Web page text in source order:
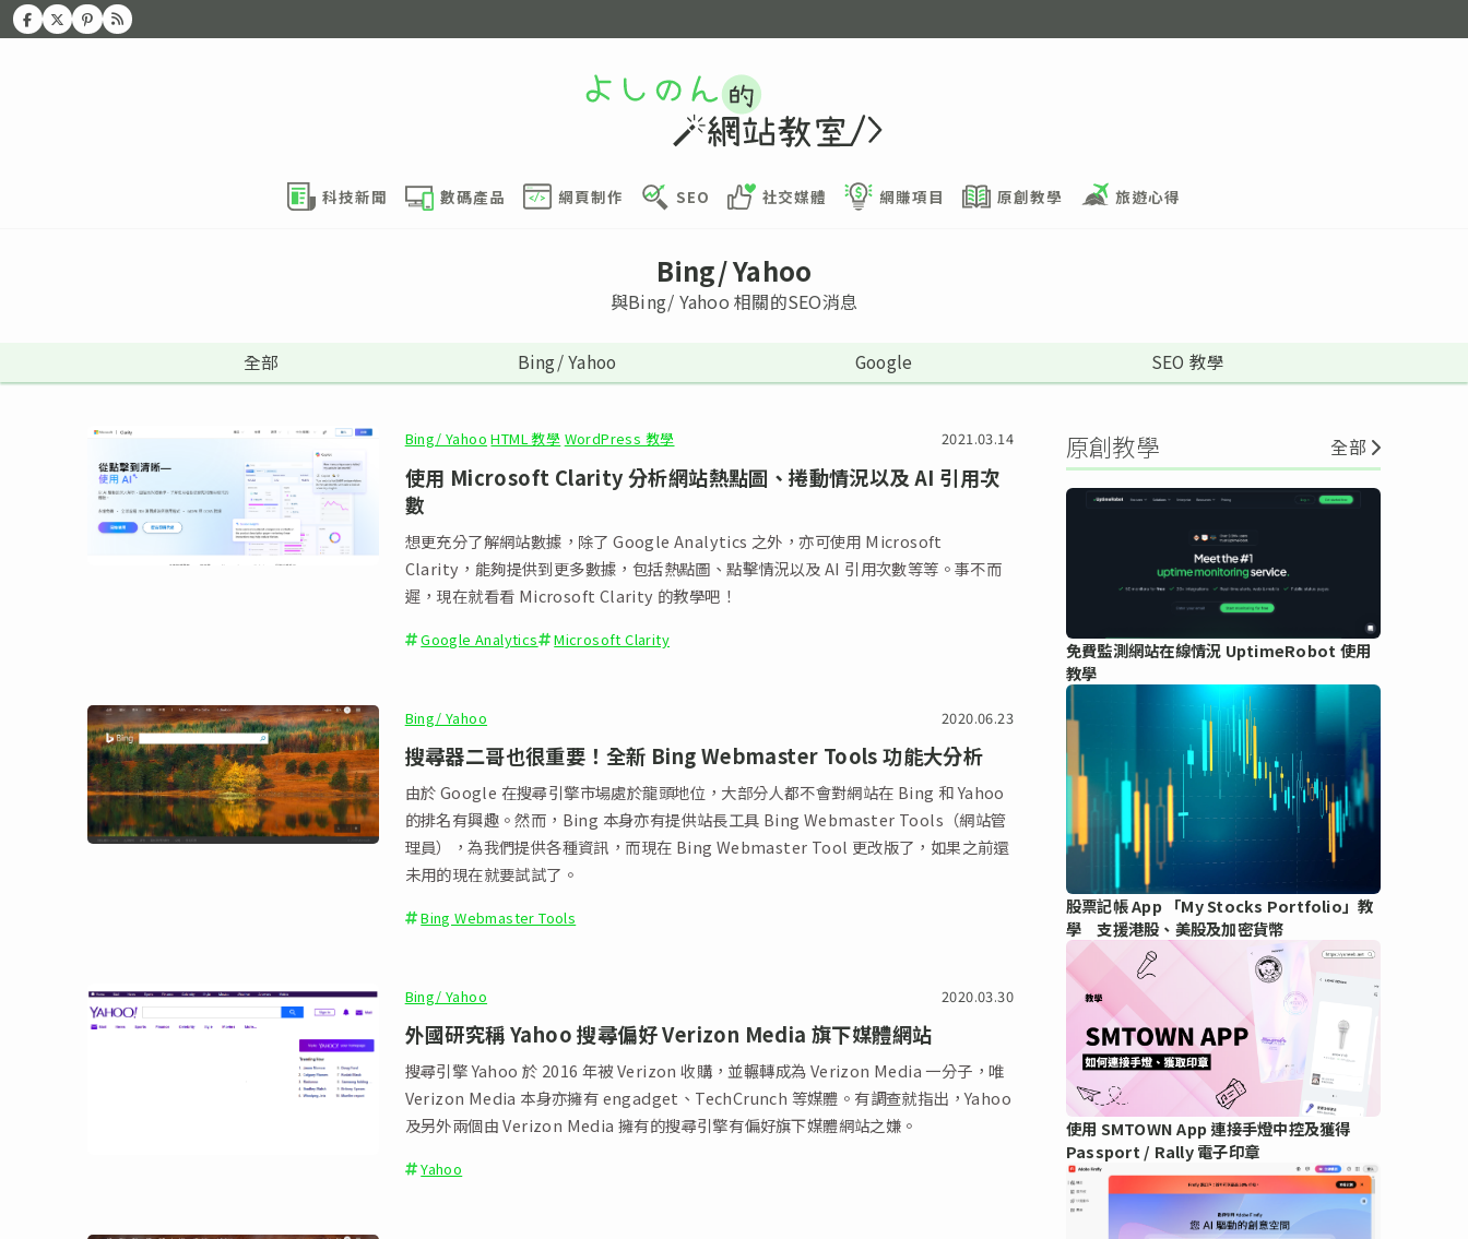
科技新聞 數碼產品 網頁制作 SEO 社交媒體 網賺項目 原創教學 旅遊心得
Bing/ Yahoo
與Bing/ Yahoo 相關的SEO消息
全部 Bing/ Yahoo Google SEO 教學
Bing/ Yahoo HTML 教學 WordPress 教學 2021.03.14
使用 Microsoft Clarity 分析網站熱點圖、捲動情況以及 AI 引用次
數
想更充分了解網站數據，除了 Google Analytics 之外，亦可使用 Microsoft
Clarity，能夠提供到更多數據，包括熱點圖、點擊情況以及 AI 引用次數等等。事不而
遲，現在就看看 Microsoft Clarity 的教學吧！
Google Analytics Microsoft Clarity
Bing/ Yahoo 2020.06.23
搜尋器二哥也很重要！全新 Bing Webmaster Tools 功能大分析
由於 Google 在搜尋引擎市場處於龍頭地位，大部分人都不會對網站在 Bing 和 Yahoo
的排名有興趣。然而，Bing 本身亦有提供站長工具 Bing Webmaster Tools（網站管
理員），為我們提供各種資訊，而現在 Bing Webmaster Tool 更改版了，如果之前還
未用的現在就要試試了。
Bing Webmaster Tools
Bing/ Yahoo 2020.03.30
外國研究稱 Yahoo 搜尋偏好 Verizon Media 旗下媒體網站
搜尋引擎 Yahoo 於 2016 年被 Verizon 收購，並輾轉成為 Verizon Media 一分子，唯
Verizon Media 本身亦擁有 engadget、TechCrunch 等媒體。有調查就指出，Yahoo
及另外兩個由 Verizon Media 擁有的搜尋引擎有偏好旗下媒體網站之嫌。
Yahoo
原創教學 全部
免費監測網站在線情況 UptimeRobot 使用
教學
股票記帳 App 「My Stocks Portfolio」教
學 支援港股、美股及加密貨幣
使用 SMTOWN App 連接手燈中控及獲得
Passport / Rally 電子印章